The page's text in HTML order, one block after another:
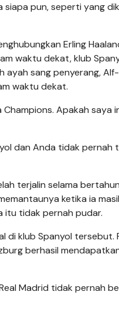
pun, seperti yang
Erling
waktu dekat, klub
ayah sang penyerang,
waktu dekat.
Apakah saya
dan Anda tidak pernah
terjalin selama
ketika ia
itu tidak pernah pudar.
di klub Spanyol tersebut.
berhasil
Madrid tidak pernah